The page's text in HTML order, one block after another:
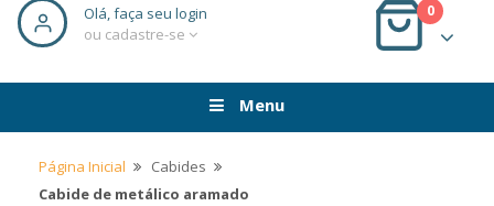
Olá, faça seu login
ou cadastre-se
0
Menu
Página Inicial
Cabides
Cabide de metálico aramado